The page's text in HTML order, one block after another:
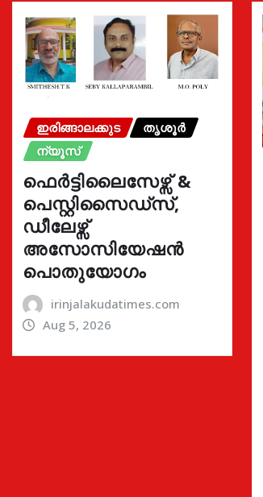
ഇരിങ്ങാലക്കുട
തൃശൂർ
ന്യൂസ്
ഫെർട്ടിലൈസേഴ്സ് &
പെസ്റ്റിസൈഡ്സ്,
ഡീലേഴ്സ്
അസോസിയേഷൻ
പൊതുയോഗം
irinjalakudatimes.com
Aug 5, 2026